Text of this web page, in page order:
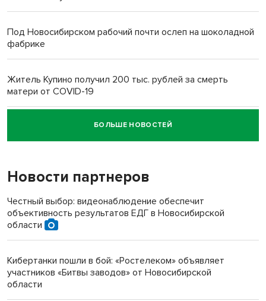
Под Новосибирском рабочий почти ослеп на шоколадной
фабрике
Житель Купино получил 200 тыс. рублей за смерть
матери от COVID-19
Новосибирский суд наказал водителя за смерть
пенсионерки на вокзале
«Мы живём на пастбище!»: в новосибирском селе лошади
терроризируют жителей
Инвалид получил условный срок за избиение врачей
протезом под Новосибирском
Новосибирский преподаватель с женой вошли в топ-16
многодетных в России
БОЛЬШЕ НОВОСТЕЙ
Новости партнеров
Честный выбор: видеонаблюдение обеспечит
объективность результатов ЕДГ в Новосибирской
области
Кибертанки пошли в бой: «Ростелеком» объявляет
участников «Битвы заводов» от Новосибирской
области